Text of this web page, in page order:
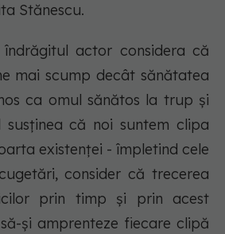
Stănescu.
actor considera că
mai scump decât sănătatea
ca omul sănătos la trup și
că noi suntem clipa
existenței - împletind cele
consider că trecerea
prin timp și prin acest
și amprenteze fiecare clipă